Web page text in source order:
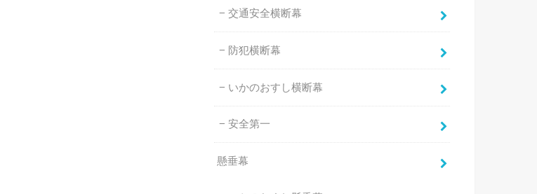
交通安全横断幕
防犯横断幕
いかのおすし横断幕
安全第一
懸垂幕